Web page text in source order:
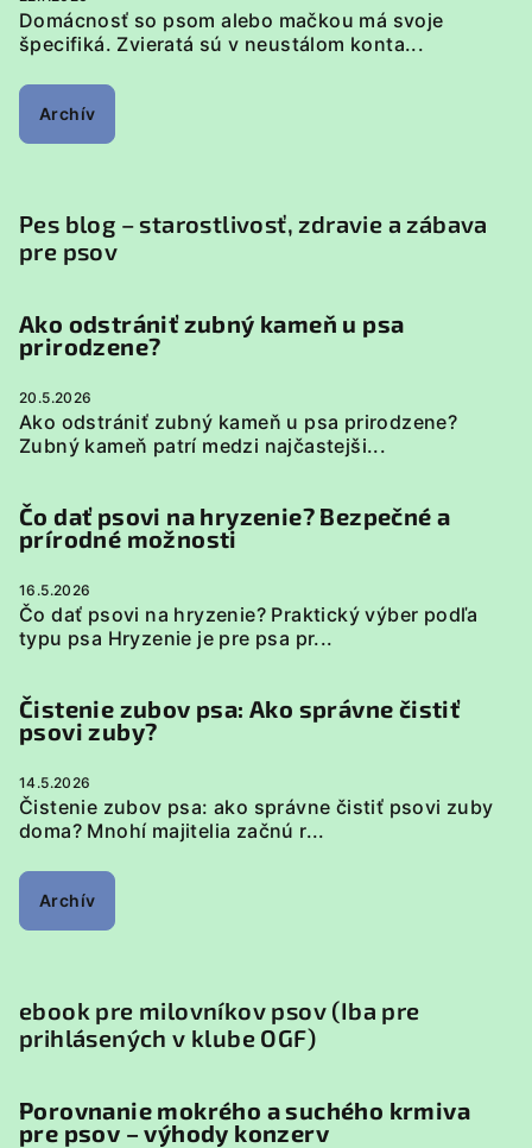
Domácnosť so psom alebo mačkou má svoje
špecifiká. Zvieratá sú v neustálom konta...
Archív
Pes blog – starostlivosť, zdravie a zábava
pre psov
Ako odstrániť zubný kameň u psa
prirodzene?
20.5.2026
Ako odstrániť zubný kameň u psa prirodzene?
Zubný kameň patrí medzi najčastejši...
Čo dať psovi na hryzenie? Bezpečné a
prírodné možnosti
16.5.2026
Čo dať psovi na hryzenie? Praktický výber podľa
typu psa Hryzenie je pre psa pr...
Čistenie zubov psa: Ako správne čistiť
psovi zuby?
14.5.2026
Čistenie zubov psa: ako správne čistiť psovi zuby
doma? Mnohí majitelia začnú r...
Archív
ebook pre milovníkov psov (Iba pre
prihlásených v klube OGF)
Porovnanie mokrého a suchého krmiva
pre psov – výhody konzerv